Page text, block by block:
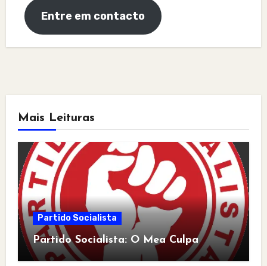
Entre em contacto
Mais Leituras
Partido Socialista
Partido Socialista: O Mea Culpa